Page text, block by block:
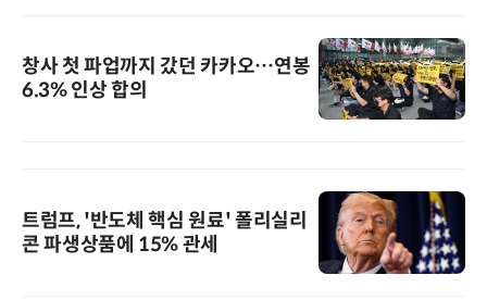
창사 첫 파업까지 갔던 카카오…연봉
6.3% 인상 합의
트럼프, '반도체 핵심 원료' 폴리실리
콘 파생상품에 15% 관세